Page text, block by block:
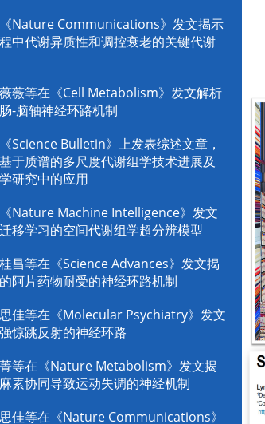
Nature Communications》发文揭示
中代谢异质性和调控衰老的关键代谢
薇等在《Cell Metabolism》发文解析
-脑轴神经环路机制
Science Bulletin》上发表综述文章，
于质谱的多尺度代谢组学技术进展及
研究中的应用
Nature Machine Intelligence》发文
移学习的空间代谢组学超分辨模型
昌等在《Science Advances》发文揭
阿片药物耐受的神经环路机制
佳等在《Molecular Psychiatry》发文
惊跳反射的神经环路
等在《Nature Metabolism》发文揭
素协同导致运动失调的神经机制
佳等在《Nature Communications》